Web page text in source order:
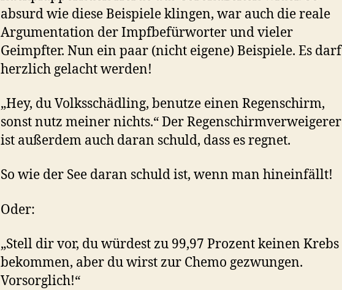
absurd wie diese Beispiele klingen, war auch die reale
Argumentation der Impfbefürworter und vieler
Geimpfter. Nun ein paar (nicht eigene) Beispiele. Es darf
herzlich gelacht werden!
„Hey, du Volksschädling, benutze einen Regenschirm,
sonst nutz meiner nichts.“ Der Regenschirmverweigerer
ist außerdem auch daran schuld, dass es regnet.
So wie der See daran schuld ist, wenn man hineinfällt!
Oder:
„Stell dir vor, du würdest zu 99,97 Prozent keinen Krebs
bekommen, aber du wirst zur Chemo gezwungen.
Vorsorglich!“